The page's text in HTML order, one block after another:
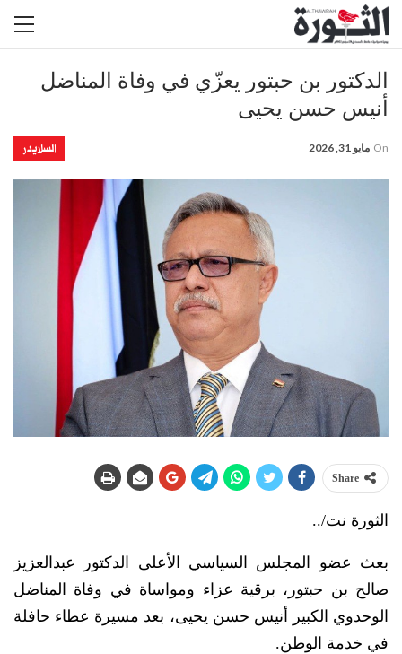
الدكتور بن حبتور يعزّي في وفاة المناضل
أنيس حسن يحيى
السلايدر On مايو 31, 2026
Share
الثورة نت/..
بعث عضو المجلس السياسي الأعلى الدكتور عبدالعزيز
صالح بن حبتور، برقية عزاء ومواساة في وفاة المناضل
الوحدوي الكبير أنيس حسن يحيى، بعد مسيرة عطاء حافلة
في خدمة الوطن.